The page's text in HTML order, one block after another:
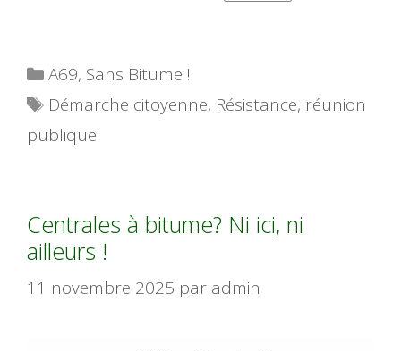
Catégories
A69, Sans Bitume !
Étiquettes
Démarche citoyenne, Résistance, réunion
publique
Centrales à bitume? Ni ici, ni
ailleurs !
11 novembre 2025 par admin